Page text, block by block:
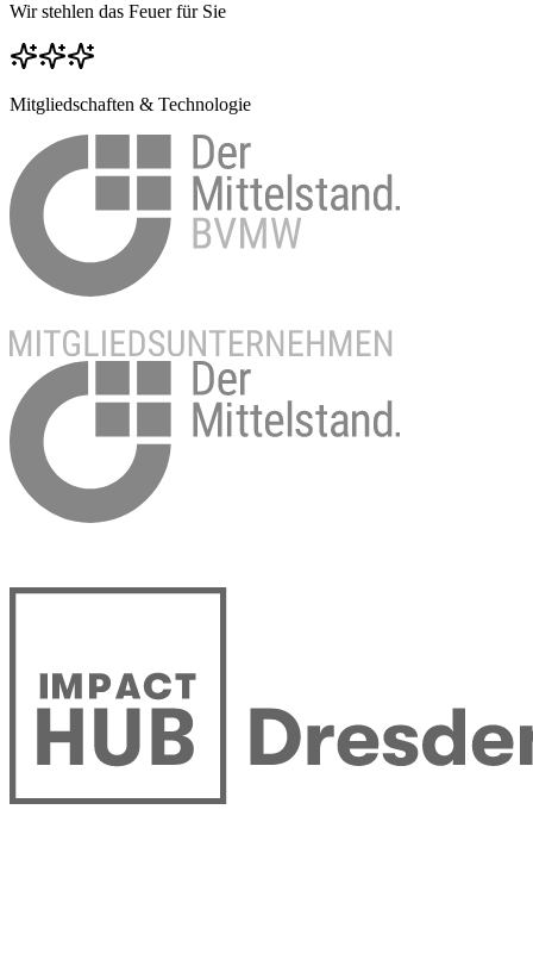
Wir stehlen das Feuer für Sie
Mitgliedschaften & Technologie